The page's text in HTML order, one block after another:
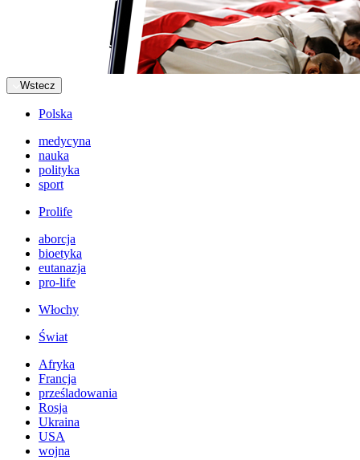
Wstecz
Polska
medycyna
nauka
polityka
sport
Prolife
aborcja
bioetyka
eutanazja
pro-life
Włochy
Świat
Afryka
Francja
prześladowania
Rosja
Ukraina
USA
wojna